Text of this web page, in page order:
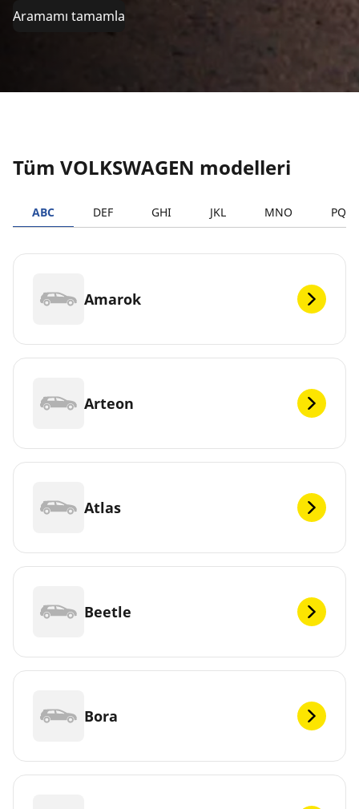
Aramamı tamamla
Tüm VOLKSWAGEN modelleri
ABC DEF GHI JKL MNO PQRS
Amarok
Arteon
Atlas
Beetle
Bora